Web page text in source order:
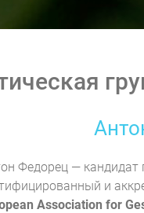
Федорец — кандидат
и
Association for